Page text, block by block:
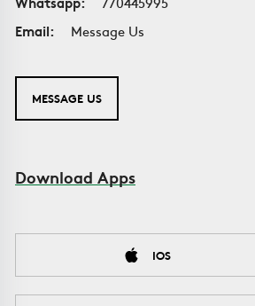
Email:
Message Us
MESSAGE US
Download Apps
IOS